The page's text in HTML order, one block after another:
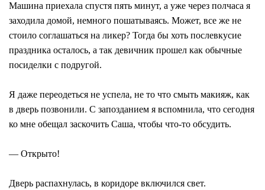
Машина приехала спустя пять минут, а уже через полчаса я
заходила домой, немного пошатываясь. Может, все же не
стоило соглашаться на ликер? Тогда бы хоть послевкусие
праздника осталось, а так девичник прошел как обычные
посиделки с подругой.
Я даже переодеться не успела, не то что смыть макияж, как
в дверь позвонили. С запозданием я вспомнила, что сегодня
ко мне обещал заскочить Саша, чтобы что-то обсудить.
— Открыто!
Дверь распахнулась, в коридоре включился свет.